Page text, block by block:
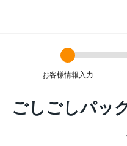
お客様情報入力
ごしごしパ